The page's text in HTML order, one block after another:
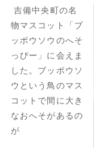
吉備中央町の名
物マスコット「ブ
ッポウソウのへそ
っぴー」に会えま
した。ブッポウソ
ウという鳥のマス
コットで間に大き
なおへそがあるの
が